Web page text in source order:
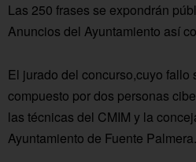
Las 250 frases se expondrán
Anuncios del Ayuntamiento así
El jurado del concurso,cuyo fallo
compuesto por dos personas
las técnicas del CMIM y la
Ayuntamiento de Fuente Palmera.